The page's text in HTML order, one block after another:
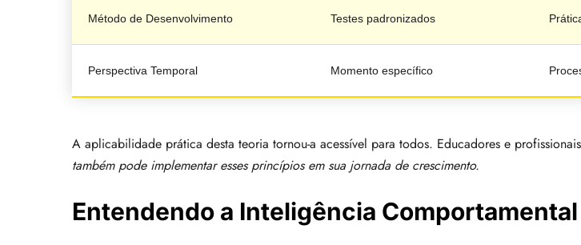
Método de Desenvolvimento Testes padronizados
Perspectiva Temporal Momento específico
A aplicabilidade prática desta teoria tornou-a acessível para todos. Educadores e
também pode implementar esses princípios em sua jornada de crescimento.
Entendendo a Inteligência Comportamental